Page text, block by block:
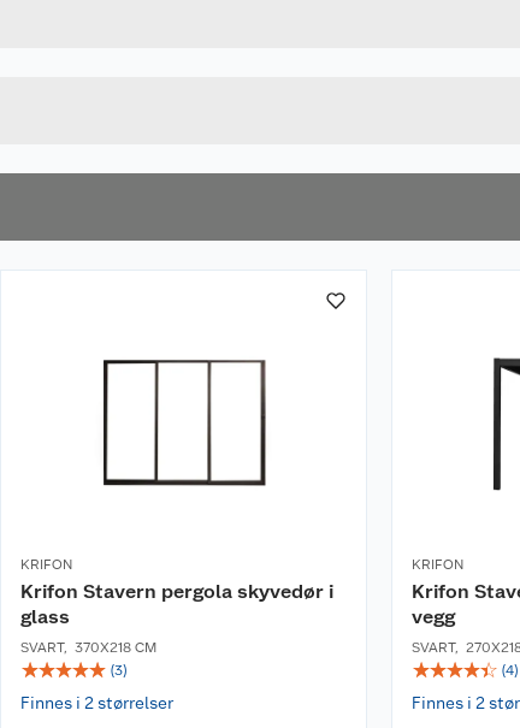
KRIFON
Krifon Stavern pergola skyvedør i
glass
SVART, 370X218 CM
☆☆☆☆☆ (3)
Finnes i 2 størrelser
KRIFON
Krifon
vegg
SVART,
☆☆☆☆☆ (4)
Finnes i 2